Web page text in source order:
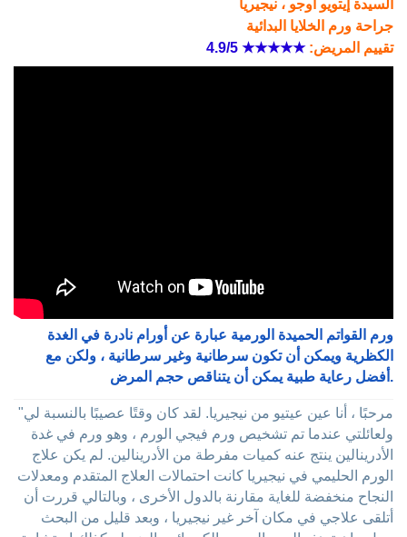
السيدة إيتويو أوجو ، نيجيريا
جراحة ورم الخلايا البدائية
تقييم المريض:★★★★★
4.9/5
ورم القواتم الحميدة الورمية عبارة عن أورام نادرة في الغدة
الكظرية ويمكن أن تكون سرطانية وغير سرطانية ، ولكن مع
أفضل رعاية طبية يمكن أن يتناقص حجم المرض.
"مرحبًا ، أنا عين عيتيو من نيجيريا. لقد كان وقتًا عصيبًا بالنسبة لي
ولعائلتي عندما تم تشخيص ورم فيجي الورم ، وهو ورم في غدة
الأدرينالين ينتج عنه كميات مفرطة من الأدرينالين. لم يكن علاج
الورم الحليمي في نيجيريا كانت احتمالات العلاج المتقدم ومعدلات
النجاح منخفضة للغاية مقارنة بالدول الأخرى ، وبالتالي قررت أن
أتلقى علاجي في مكان آخر غير نيجيريا ، وبعد قليل من البحث